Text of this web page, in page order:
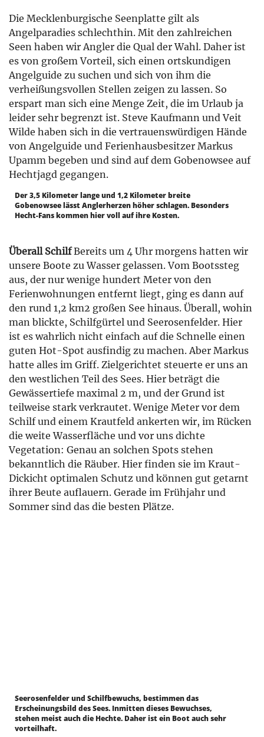
Die Mecklenburgische Seenplatte gilt als
Angelparadies schlechthin. Mit den zahlreichen
Seen haben wir Angler die Qual der Wahl. Daher ist
es von großem Vorteil, sich einen ortskundigen
Angelguide zu suchen und sich von ihm die
verheißungsvollen Stellen zeigen zu lassen. So
erspart man sich eine Menge Zeit, die im Urlaub ja
leider sehr begrenzt ist. Steve Kaufmann und Veit
Wilde haben sich in die vertrauenswürdigen Hände
von Angelguide und Ferienhausbesitzer Markus
Upamm begeben und sind auf dem Gobenowsee auf
Hechtjagd gegangen.
Der 3,5 Kilometer lange und 1,2 Kilometer breite
Gobenowsee lässt Anglerherzen höher schlagen. Besonders
Hecht-Fans kommen hier voll auf ihre Kosten.
Überall SchilfBereits um 4 Uhr morgens hatten wir
unsere Boote zu Wasser gelassen. Vom Bootssteg
aus, der nur wenige hundert Meter von den
Ferienwohnungen entfernt liegt, ging es dann auf
den rund 1,2 km2 großen See hinaus. Überall, wohin
man blickte, Schilfgürtel und Seerosenfelder. Hier
ist es wahrlich nicht einfach auf die Schnelle einen
guten Hot-Spot ausfindig zu machen. Aber Markus
hatte alles im Griff. Zielgerichtet steuerte er uns an
den westlichen Teil des Sees. Hier beträgt die
Gewässertiefe maximal 2 m, und der Grund ist
teilweise stark verkrautet. Wenige Meter vor dem
Schilf und einem Krautfeld ankerten wir, im Rücken
die weite Wasserfläche und vor uns dichte
Vegetation: Genau an solchen Spots stehen
bekanntlich die Räuber. Hier finden sie im Kraut-
Dickicht optimalen Schutz und können gut getarnt
ihrer Beute auflauern. Gerade im Frühjahr und
Sommer sind das die besten Plätze.
Seerosenfelder und Schilfbewuchs, bestimmen das
Erscheinungsbild des Sees. Inmitten dieses Bewuchses,
stehen meist auch die Hechte. Daher ist ein Boot auch sehr
vorteilhaft.